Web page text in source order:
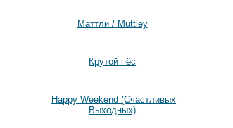
Маттли / Muttley
Крутой пёс
Happy Weekend (Счастливых
Выходных)